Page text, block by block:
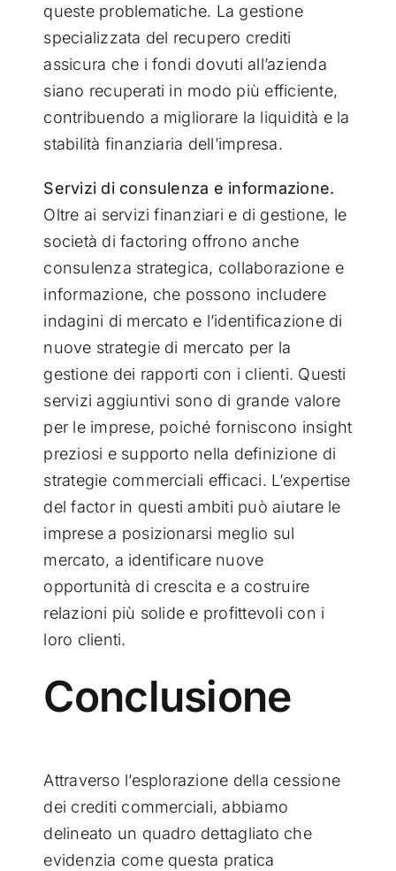
queste problematiche. La gestione
specializzata del recupero crediti
assicura che i fondi dovuti all’azienda
siano recuperati in modo più efficiente,
contribuendo a migliorare la liquidità e la
stabilità finanziaria dell’impresa.
Servizi di consulenza e informazione.
Oltre ai servizi finanziari e di gestione, le
società di factoring offrono anche
consulenza strategica, collaborazione e
informazione, che possono includere
indagini di mercato e l’identificazione di
nuove strategie di mercato per la
gestione dei rapporti con i clienti. Questi
servizi aggiuntivi sono di grande valore
per le imprese, poiché forniscono insight
preziosi e supporto nella definizione di
strategie commerciali efficaci. L’expertise
del factor in questi ambiti può aiutare le
imprese a posizionarsi meglio sul
mercato, a identificare nuove
opportunità di crescita e a costruire
relazioni più solide e profittevoli con i
loro clienti.
Conclusione
Attraverso l’esplorazione della cessione
dei crediti commerciali, abbiamo
delineato un quadro dettagliato che
evidenzia come questa pratica